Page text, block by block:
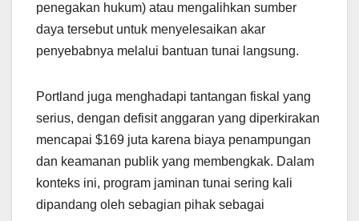
penegakan hukum) atau mengalihkan sumber
daya tersebut untuk menyelesaikan akar
penyebabnya melalui bantuan tunai langsung.
Portland juga menghadapi tantangan fiskal yang
serius, dengan defisit anggaran yang diperkirakan
mencapai $169 juta karena biaya penampungan
dan keamanan publik yang membengkak. Dalam
konteks ini, program jaminan tunai sering kali
dipandang oleh sebagian pihak sebagai